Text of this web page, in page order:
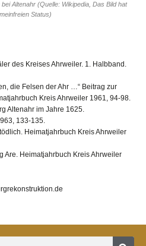
Altenahr (Quelle: Wikipedia, Das Bild hat
Status)
des Kreises Ahrweiler. 1. Halbband.
die Felsen der Ahr …“ Beitrag zur
Kreis Ahrweiler 1961, 94-98.
Altenahr im Jahre 1625.
133-135.
Heimatjahrbuch Kreis Ahrweiler
Are. Heimatjahrbuch Kreis Ahrweiler